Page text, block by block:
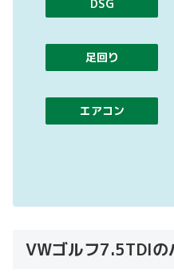
DSG
足回り
エアコン
VWゴルフ7.5TDIの